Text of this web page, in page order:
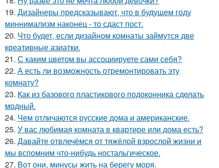
19. Дизайнеры предсказывают, что в будущем году
миннимализм наконец - то сдаст пост.
20. Что будет, если дизайном комнаты займутся две
креативные азиатки.
21. С каким цветом вы ассоциируете сами себя?
22. А есть ли возможность отремонтировать эту
комнату?
23. Как из базового пластикового подоконника сделать
модный.
24. Чем отличаются русские дома и американские.
25. У вас любимая комната в квартире или дома есть?
26. Давайте отвлечёмся от тяжёлой взрослой жизни и
мы вспомним что-нибудь ностальгическое.
27. Вот они, минусы жить на берегу моря.